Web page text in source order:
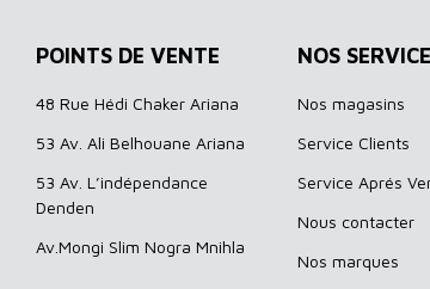
POINTS DE VENTE
48 Rue Hédi Chaker Ariana
53 Av. Ali Belhouane Ariana
53 Av. L’indépendance
Denden
Av.Mongi Slim Nogra Mnihla
NOS
Nos magasins
Service Clients
Service Aprés
Nous contacter
Nos marques